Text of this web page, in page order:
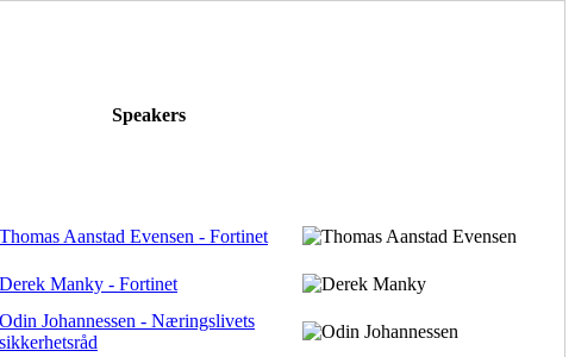
Speakers
Thomas Aanstad Evensen - Fortinet
Derek Manky - Fortinet
Odin Johannessen - Næringslivets
sikkerhetsråd